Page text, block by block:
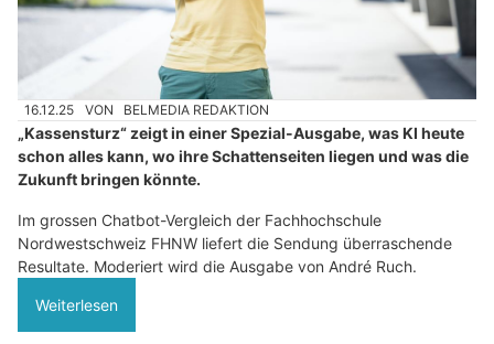
16.12.25 VON BELMEDIA REDAKTION
„Kassensturz“ zeigt in einer Spezial-Ausgabe, was KI heute
schon alles kann, wo ihre Schattenseiten liegen und was die
Zukunft bringen könnte.
Im grossen Chatbot-Vergleich der Fachhochschule
Nordwestschweiz FHNW liefert die Sendung überraschende
Resultate. Moderiert wird die Ausgabe von André Ruch.
Weiterlesen